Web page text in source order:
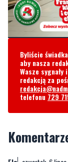
Byliście
aby nasza
Wasze
redakcją za
telefonu 729